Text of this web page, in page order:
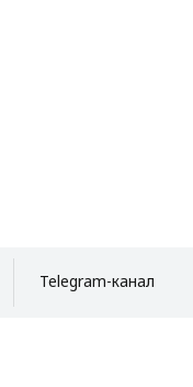
Telegram-канал